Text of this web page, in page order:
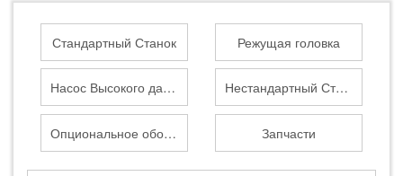
Стандартный Станок Режущая головка
Насос Высокого давления Нестандартный Станок
Опциональное оборудование Запчасти